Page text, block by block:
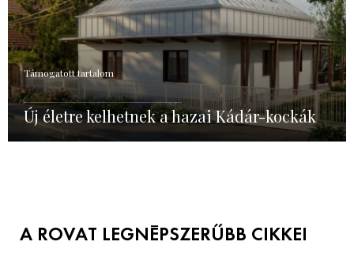
Támogatott tartalom
Új életre kelhetnek a hazai Kádár-kockák
A ROVAT LEGNÉPSZERŰBB CIKKEI